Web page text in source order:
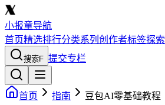
小报童导航
首页精选排行分类系列 创作者标签探索
搜索F 提交专栏
首页 指南 豆包AI零基础教程